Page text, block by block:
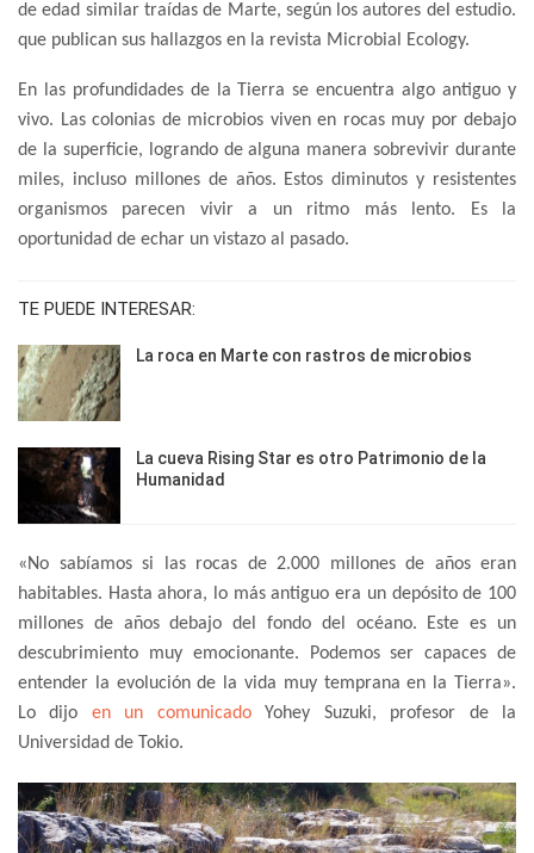
de edad similar traídas de Marte, según los autores del estudio.
que publican sus hallazgos en la revista Microbial Ecology.
En las profundidades de la Tierra se encuentra algo antiguo y
vivo. Las colonias de microbios viven en rocas muy por debajo
de la superficie, logrando de alguna manera sobrevivir durante
miles, incluso millones de años. Estos diminutos y resistentes
organismos parecen vivir a un ritmo más lento. Es la
oportunidad de echar un vistazo al pasado.
TE PUEDE INTERESAR:
La roca en Marte con rastros de microbios
La cueva Rising Star es otro Patrimonio de la
Humanidad
«No sabíamos si las rocas de 2.000 millones de años eran
habitables. Hasta ahora, lo más antiguo era un depósito de 100
millones de años debajo del fondo del océano. Este es un
descubrimiento muy emocionante. Podemos ser capaces de
entender la evolución de la vida muy temprana en la Tierra».
Lo dijo en un comunicadoYohey Suzuki, profesor de la
Universidad de Tokio.